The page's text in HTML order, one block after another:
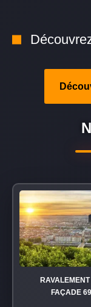
FAÇADE 69